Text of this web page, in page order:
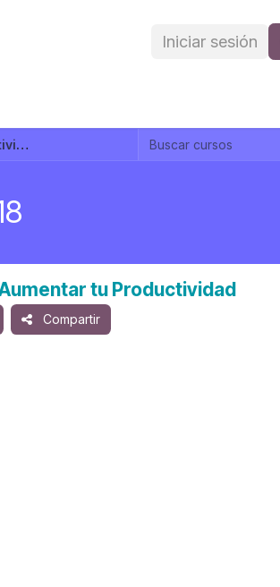
Iniciar sesión
tu Productividad
Compartir